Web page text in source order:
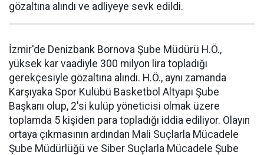
gözaltına alındı ve adliyeye sevk edildi.
İzmir'de Denizbank Bornova Şube Müdürü H.Ö.,
yüksek kar vaadiyle 300 milyon lira topladığı
gerekçesiyle gözaltına alındı. H.Ö., aynı zamanda
Karşıyaka Spor Kulübü Basketbol Altyapı Şube
Başkanı olup, 2'si kulüp yöneticisi olmak üzere
toplamda 5 kişiden para topladığı iddia ediliyor. Olayın
ortaya çıkmasının ardından Mali Suçlarla Mücadele
Şube Müdürlüğü ve Siber Suçlarla Mücadele Şube